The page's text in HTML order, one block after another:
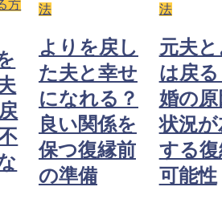
方
法
よりを戻し
た夫と幸せ
になれる？
良い関係を
保つ復縁前
の準備
法
元夫と
は戻
婚の原
状況が
する
可能性